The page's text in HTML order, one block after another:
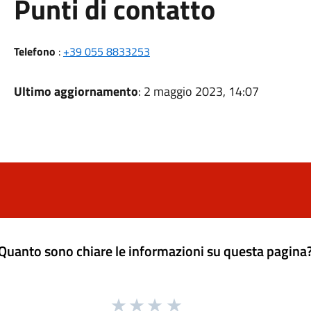
Punti di contatto
Telefono : +39 055 8833253
Ultimo aggiornamento: 2 maggio 2023, 14:07
sono chiare le informazioni su questa